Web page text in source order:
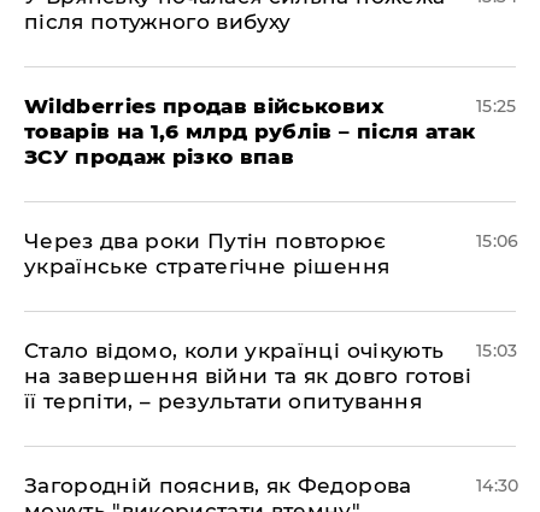
після потужного вибуху
Wildberries продав військових
товарів на 1,6 млрд рублів – після атак
ЗСУ продаж різко впав
15:25
Через два роки Путін повторює
українське стратегічне рішення
15:06
Стало відомо, коли українці очікують
на завершення війни та як довго готові
її терпіти, – результати опитування
15:03
Загородній пояснив, як Федорова
14:30